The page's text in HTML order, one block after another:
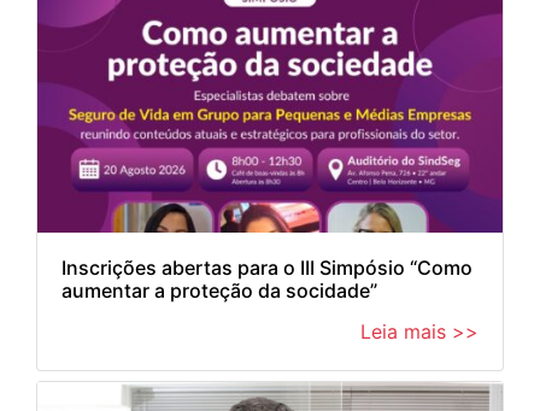
Inscrições abertas para o III Simpósio “Como
aumentar a proteção da socidade”
Leia mais >>